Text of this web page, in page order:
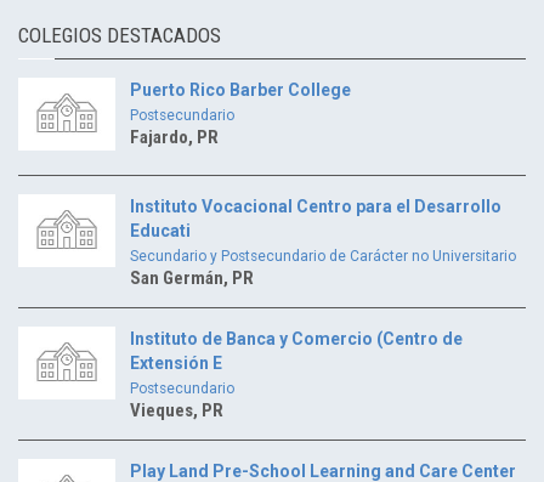
COLEGIOS DESTACADOS
Puerto Rico Barber College
Postsecundario
Fajardo, PR
Instituto Vocacional Centro para el Desarrollo
Educati
Secundario y Postsecundario de Carácter no Universitario
San Germán, PR
Instituto de Banca y Comercio (Centro de
Extensión E
Postsecundario
Vieques, PR
Play Land Pre-School Learning and Care Center